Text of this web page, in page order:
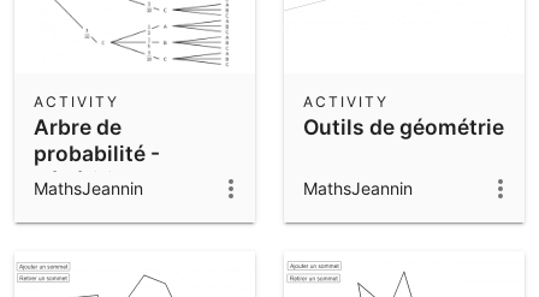
Arbre de
probabilité -
Répétitions
ACTIVITY
MathsJeannin
Outils de géométrie
ACTIVITY
MathsJeannin